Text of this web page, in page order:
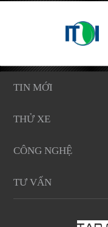
TIN MỚI
THỬ XE
CÔNG NGHỆ
TƯ VẤN